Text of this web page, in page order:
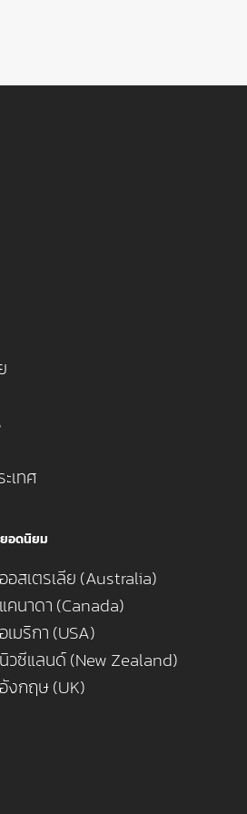
เทศ
ยอดนิยม
สเตรเลีย (Australia)
นาดา (Canada)
มริกา (USA)
วซีแลนด์ (New Zealand)
งกฤษ (UK)